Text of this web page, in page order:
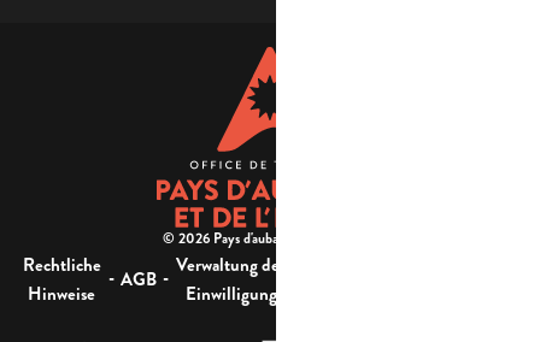
© 2026 Pays d'aubagne et de l'étoile -
Rechtliche
Hinweise
- AGB - Verwaltung der
Einwilligung